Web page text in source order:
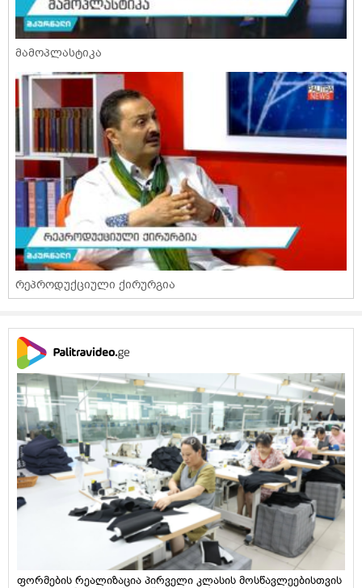
მამოპლასტიკა
რეპროდუქციული ქირურგია
ფორმების რეალიზაცია პირველი კლასის მოსწავლეებისთვის